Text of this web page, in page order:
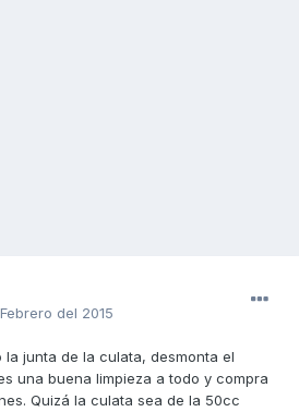
del 2015
junta de la culata, desmonta el
una buena limpieza a todo y compra
Quizá la culata sea de la 50cc